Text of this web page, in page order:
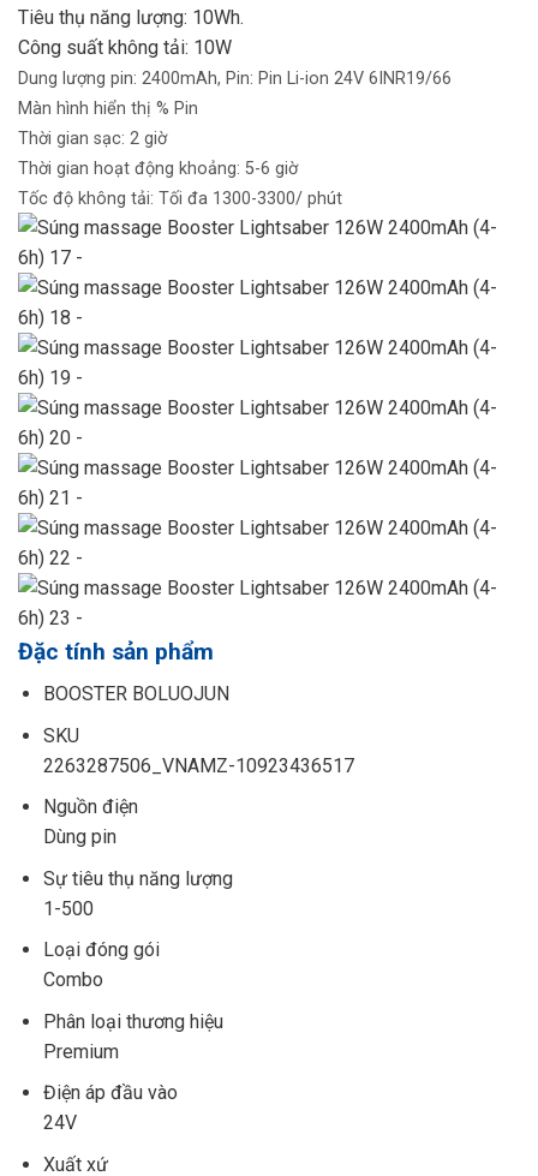
Tiêu thụ năng lượng: 10Wh.
Công suất không tải: 10W
Dung lượng pin: 2400mAh, Pin: Pin Li-ion 24V 6INR19/66
Màn hình hiển thị % Pin
Thời gian sạc: 2 giờ
Thời gian hoạt động khoảng: 5-6 giờ
Tốc độ không tải: Tối đa 1300-3300/ phút
Đặc tính sản phẩm
BOOSTER BOLUOJUN
SKU
2263287506_VNAMZ-10923436517
Nguồn điện
Dùng pin
Sự tiêu thụ năng lượng
1-500
Loại đóng gói
Combo
Phân loại thương hiệu
Premium
Điện áp đầu vào
24V
Xuất xứ